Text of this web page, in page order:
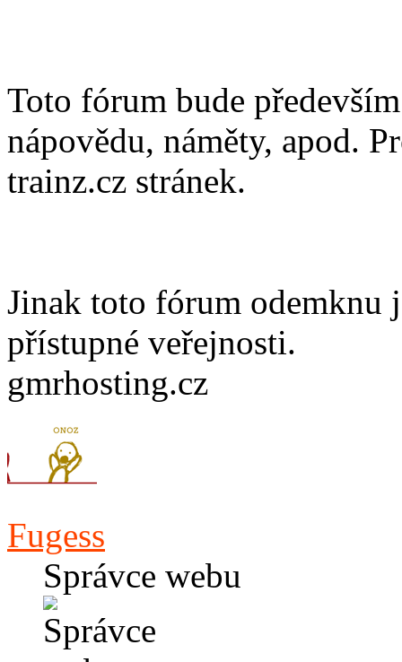
Toto fórum bude
nápovědu, náměty, apod.
trainz.cz stránek.
Jinak toto fórum odemknu
přístupné veřejnosti.
gmrhosting.cz
Fugess
Správce webu